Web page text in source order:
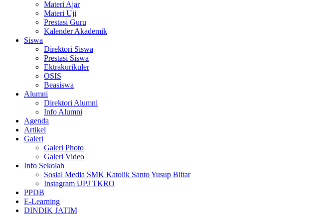
Materi Ajar
Materi Uji
Prestasi Guru
Kalender Akademik
Siswa
Direktori Siswa
Prestasi Siswa
Ektrakurikuler
OSIS
Beasiswa
Alumni
Direktori Alumni
Info Alumni
Agenda
Artikel
Galeri
Galeri Photo
Galeri Video
Info Sekolah
Sosial Media SMK Katolik Santo Yusup Blitar
Instagram UPJ TKRO
PPDB
E-Learning
DINDIK JATIM